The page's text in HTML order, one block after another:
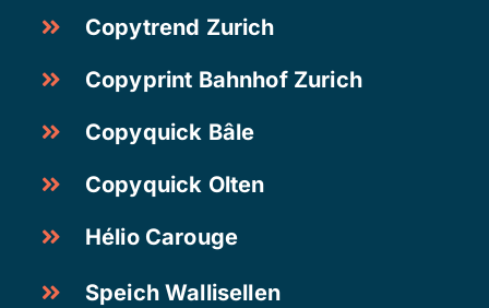
Copytrend Zurich
Copyprint Bahnhof Zurich
Copyquick Bâle
Copyquick Olten
Hélio Carouge
Speich Wallisellen